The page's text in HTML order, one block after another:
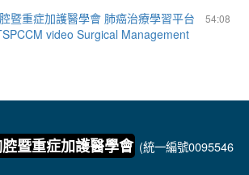
54:08
暨重症加護醫學會 肺癌治療學習平台
video Surgical Management
暨重症加護醫學會 (統一編號0095546